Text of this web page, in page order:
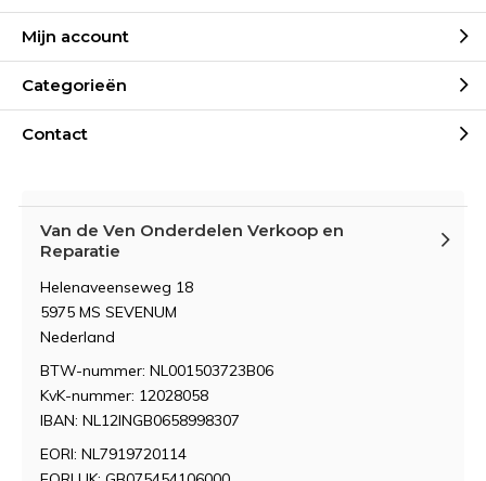
Mijn account
Categorieën
Contact
Van de Ven Onderdelen Verkoop en
Reparatie
Helenaveenseweg 18
5975 MS SEVENUM
Nederland
BTW-nummer: NL001503723B06
KvK-nummer: 12028058
IBAN: NL12INGB0658998307
EORI: NL7919720114